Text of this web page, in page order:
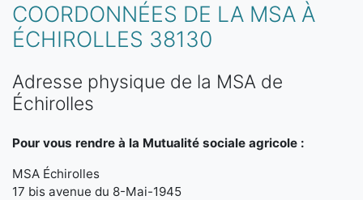
COORDONNÉES DE LA MSA À
ÉCHIROLLES 38130
Adresse physique de la MSA de
Échirolles
Pour vous rendre à la Mutualité sociale agricole :
MSA Échirolles
17 bis avenue du 8-Mai-1945